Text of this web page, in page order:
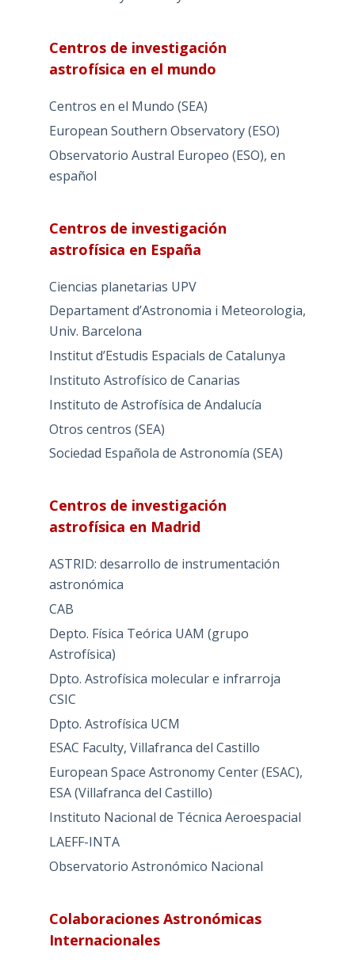
Centros de investigación
astrofísica en el mundo
Centros en el Mundo (SEA)
European Southern Observatory (ESO)
Observatorio Austral Europeo (ESO), en
español
Centros de investigación
astrofísica en España
Ciencias planetarias UPV
Departament d’Astronomia i Meteorologia,
Univ. Barcelona
Institut d’Estudis Espacials de Catalunya
Instituto Astrofísico de Canarias
Instituto de Astrofísica de Andalucía
Otros centros (SEA)
Sociedad Española de Astronomía (SEA)
Centros de investigación
astrofísica en Madrid
ASTRID: desarrollo de instrumentación
astronómica
CAB
Depto. Física Teórica UAM (grupo
Astrofísica)
Dpto. Astrofísica molecular e infrarroja
CSIC
Dpto. Astrofísica UCM
ESAC Faculty, Villafranca del Castillo
European Space Astronomy Center (ESAC),
ESA (Villafranca del Castillo)
Instituto Nacional de Técnica Aeroespacial
LAEFF-INTA
Observatorio Astronómico Nacional
Colaboraciones Astronómicas
Internacionales